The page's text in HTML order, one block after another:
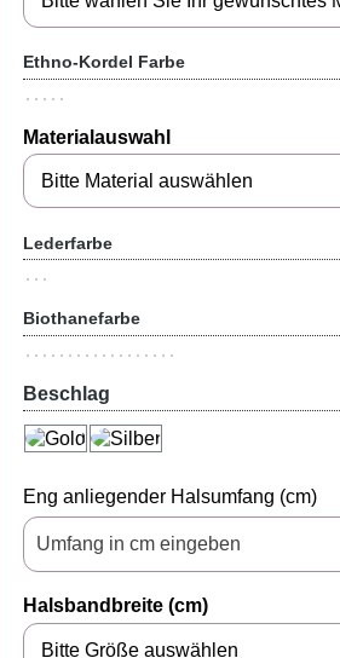
Ethno-Kordel Farbe
Materialauswahl
Lederfarbe
Biothanefarbe
Beschlag
Eng anliegender Halsumfang (cm)
Halsbandbreite (cm)